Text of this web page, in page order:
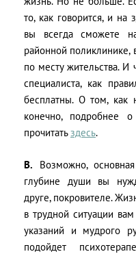
то, как говорится, и на
вы всегда сможете
районной поликлинике,
по месту жительства. И
специалиста, как
бесплатны. О том, как
конечно, подробнее
прочитатьздесь.
B. Возможно,
глубине души вы
друге, покровителе.
в трудной ситуации
указаний и мудрого
подойдет